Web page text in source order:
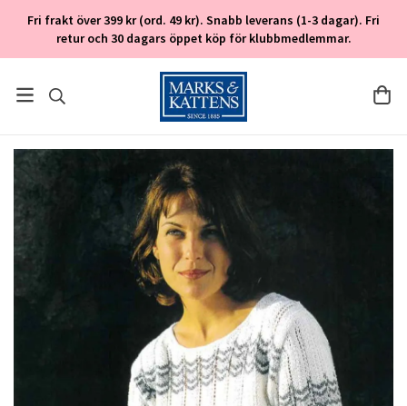
Fri frakt över 399 kr (ord. 49 kr). Snabb leverans (1-3 dagar). Fri
retur och 30 dagars öppet köp för klubbmedlemmar.